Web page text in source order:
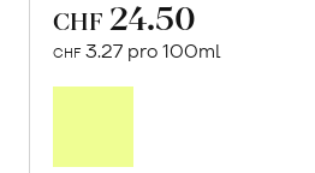
CHF 24.50
CHF 3.27 pro 100ml